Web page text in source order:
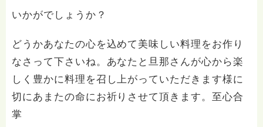
いかがでしょうか？
どうかあなたの心を込めて美味しい料理をお作り
なさって下さいね。あなたと旦那さんが心から楽
しく豊かに料理を召し上がっていただきます様に
切にあまたの命にお祈りさせて頂きます。至心合
掌